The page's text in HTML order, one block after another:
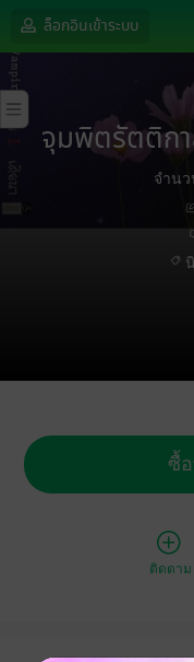
ล็อกอินเข้าระบบ
จุมพิตรัตติก
จำน
ซื้
ติดตาม